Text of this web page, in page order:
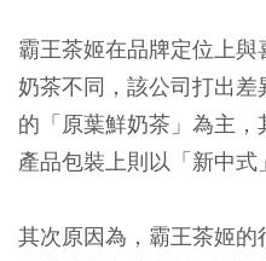
霸王茶姬在品牌定位上與
奶茶不同，該公司打出
的「原葉鮮奶茶」為主，
產品包裝上則以「新中式
其次原因為，霸王茶姬